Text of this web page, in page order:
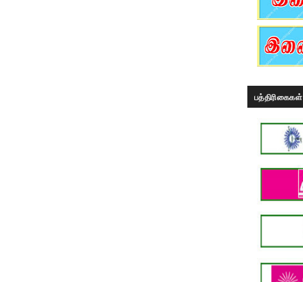
பத்திரிகைகள்